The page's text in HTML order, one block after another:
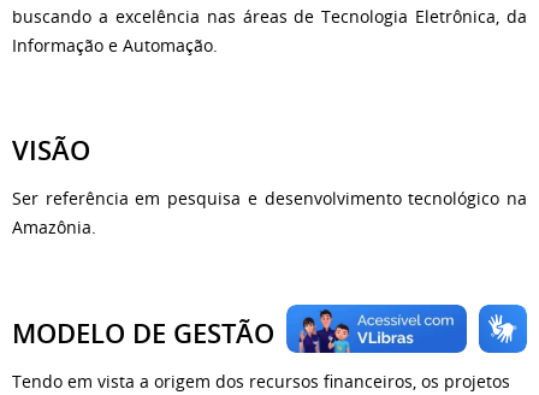
buscando a excelência nas áreas de Tecnologia Eletrônica, da
Informação e Automação.
VISÃO
Ser referência em pesquisa e desenvolvimento tecnológico na
Amazônia.
MODELO DE GESTÃO
Tendo em vista a origem dos recursos financeiros, os projetos